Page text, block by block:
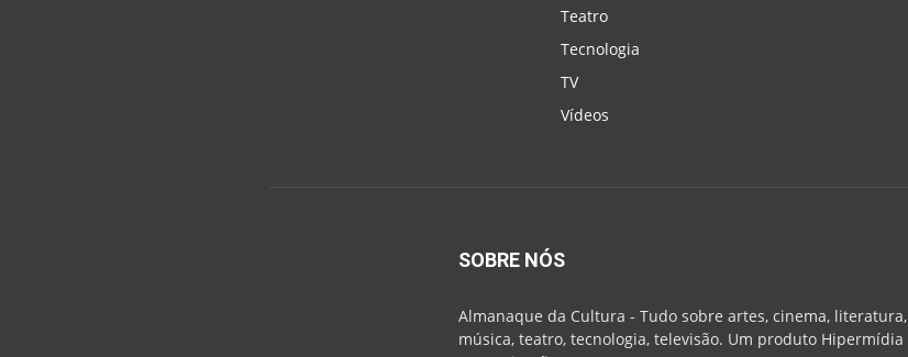
Teatro
Tecnologia
TV
Vídeos
SOBRE NÓS
Almanaque da Cultura - Tudo sobre artes, cinema, literatura,
música, teatro, tecnologia, televisão. Um produto Hipermídia